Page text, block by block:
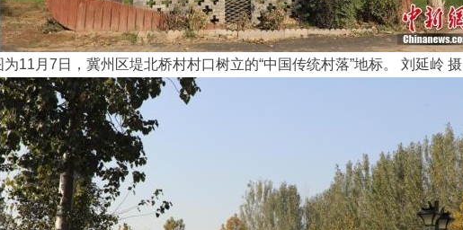
月7日，冀州区堤北桥村村口树立的“中国传统村落”地标。 刘延岭 摄